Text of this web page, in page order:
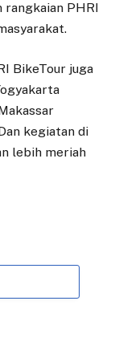
rangkaian PHRI
BikeTour juga
kegiatan di
lebih meriah